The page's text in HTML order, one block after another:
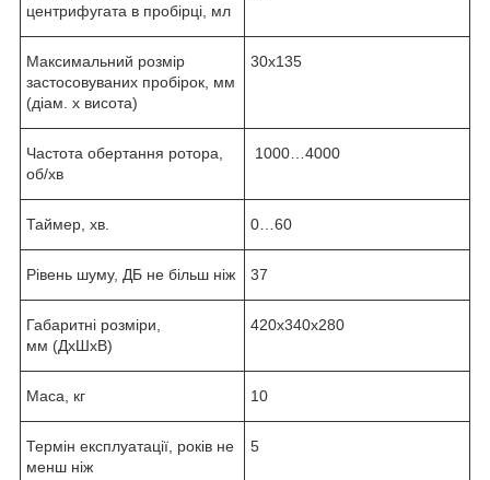
центрифугата в пробірці, мл
Максимальний розмір
застосовуваних пробірок, мм
(діам. х висота)
30х135
Частота обертання ротора,
об/хв
1000…4000
Таймер, хв. 0…60
Рівень шуму, ДБ не більш ніж 37
Габаритні розміри,
мм (ДхШхВ)
420х340х280
Маса, кг 10
Термін експлуатації, років не
менш ніж
5